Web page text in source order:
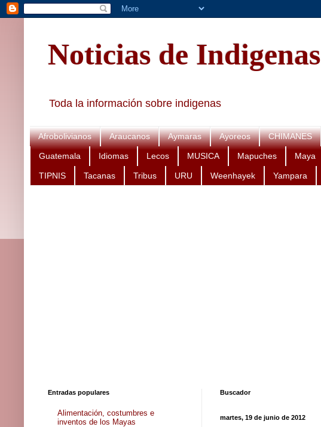
Noticias de Indigenas
Toda la información sobre indigenas
Afrobolivianos Araucanos Aymaras Ayoreos CHIMANES
Guatemala Idiomas Lecos MUSICA Mapuches Maya
TIPNIS Tacanas Tribus URU Weenhayek Yampara
Buscador
martes, 19 de junio de 2012
Entradas populares
Alimentación, costumbres e
inventos de los Mayas